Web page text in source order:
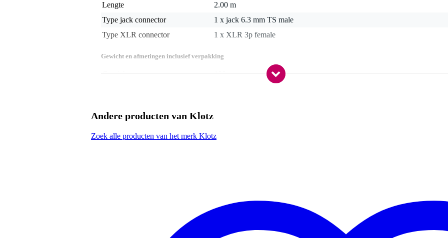
Lengte
2.00 m
Type jack connector
1 x jack 6.3 mm TS male
Type XLR connector
1 x XLR 3p female
Gewicht en afmetingen inclusief verpakking
Gewicht(incl. verpakking)
100 gr
Productspecificaties
connector type: Neutrik
Andere producten van Klotz
Zoek alle producten van het merk Klotz